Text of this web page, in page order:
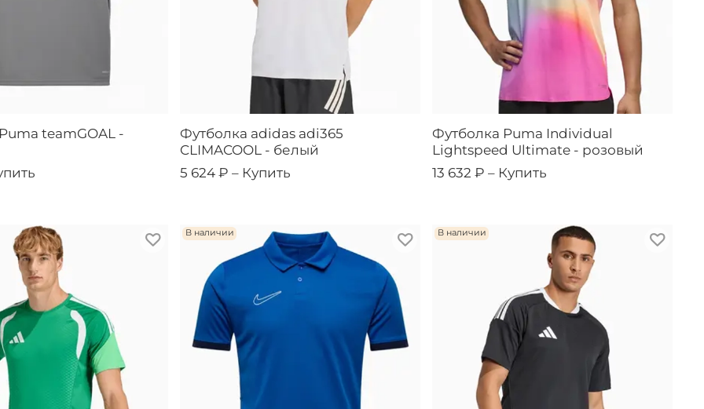
teamGOAL -
Футболка adidas adi365
CLIMACOOL - белый
5 624 ₽ – Купить
Футболка Puma Individual
Lightspeed Ultimate - розовый
13 632 ₽ – Купить
В наличии В наличии